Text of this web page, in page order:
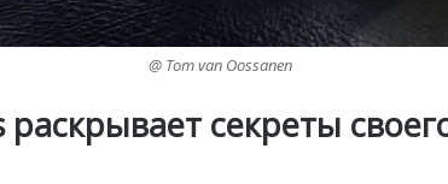
@ Tom van Oossanen
секреты